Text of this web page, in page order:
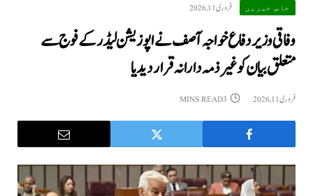
خاص خبریں فروری 11, 2026
وفاقی وزیر دفاع خواجہ آصف نے اپوزیشن لیڈرکے فوج سے
متعلق بیان کو غیر ذمہ دارانہ قرار دیدیا
فروری 11, 2026 3 MINS READ